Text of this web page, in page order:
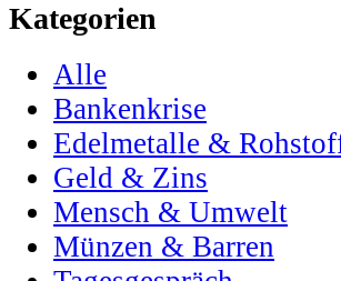
Kategorien
Alle
Bankenkrise
Edelmetalle &
Geld & Zins
Mensch & Umwelt
Münzen & Barren